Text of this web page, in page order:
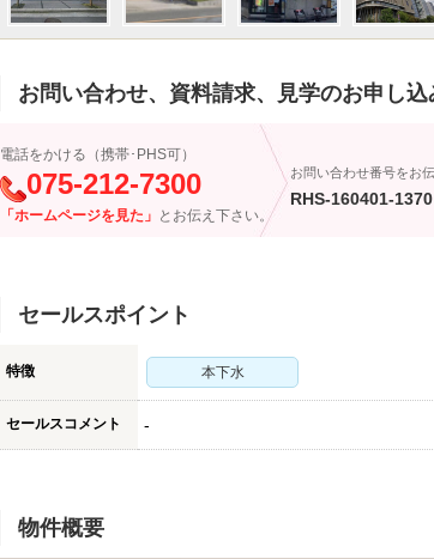
お問い合わせ、資料請求、見学のお申し込
電話をかける（携帯･PHS可）
075-212-7300
「ホームページを見た」 とお伝え下さい。
お問い合わせ番号をお
RHS-160401-1370
セールスポイント
特徴 本下水
セールスコメント -
物件概要